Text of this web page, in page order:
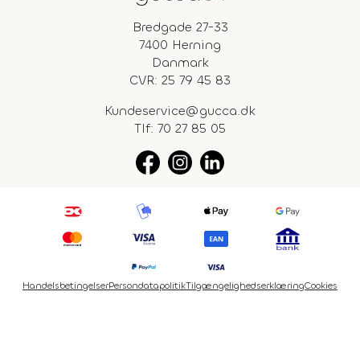
Bredgade 27-33
7400 Herning
Danmark
CVR: 25 79 45 83
Kundeservice@gucca.dk
Tlf: 70 27 85 05
HandelsbetingelserPersondatapolitikTilgængelighedserklæringCookies